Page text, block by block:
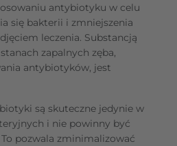
antybiotyku w celu
się bakterii i zmniejszenia
leczenia. Substancją
zapalnych zęba,
antybiotyków, jest
są skuteczne jedynie w
i nie powinny być
pozwala zminimalizować